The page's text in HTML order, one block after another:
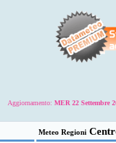
Aggiornamento: MER 22 Settembre
Meteo Regioni